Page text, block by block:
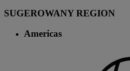
SUGEROWANY REGION
Americas